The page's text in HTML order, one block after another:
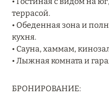
MANDARIN ORIENTAL
NOVEMBER
ЗАБРОНИРУЙТЕ FOUR
террасой.
• Обеденная зона и
кухня.
• Сауна, хаммам,
• Лыжная комната и
БРОНИРОВАНИЕ: